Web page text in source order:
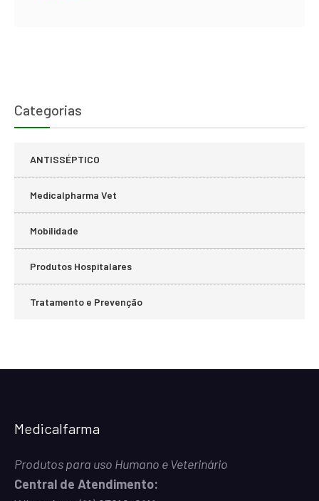
Categorias
ANTISSÉPTICO
Medicalpharma Vet
Mobilidade
Produtos Hospitalares
Tratamento e Prevenção
Medicalfarma
Produtos para uso Humano e Veterinário
Central de Atendimento: